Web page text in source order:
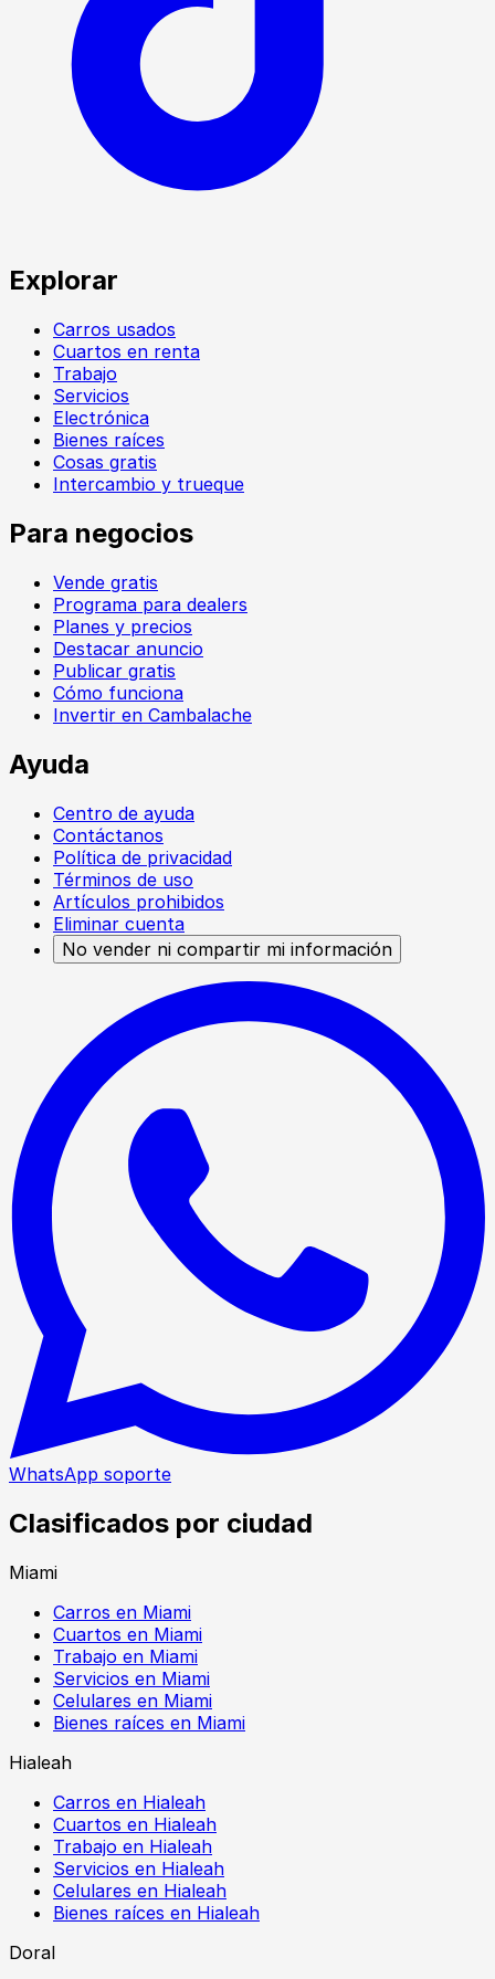
Explorar
Carros usados
Cuartos en renta
Trabajo
Servicios
Electrónica
Bienes raíces
Cosas gratis
Intercambio y trueque
Para negocios
Vende gratis
Programa para dealers
Planes y precios
Destacar anuncio
Publicar gratis
Cómo funciona
Invertir en Cambalache
Ayuda
Centro de ayuda
Contáctanos
Política de privacidad
Términos de uso
Artículos prohibidos
Eliminar cuenta
No vender ni compartir mi información
WhatsApp soporte
Clasificados por ciudad
Miami
Carros en Miami
Cuartos en Miami
Trabajo en Miami
Servicios en Miami
Celulares en Miami
Bienes raíces en Miami
Hialeah
Carros en Hialeah
Cuartos en Hialeah
Trabajo en Hialeah
Servicios en Hialeah
Celulares en Hialeah
Bienes raíces en Hialeah
Doral